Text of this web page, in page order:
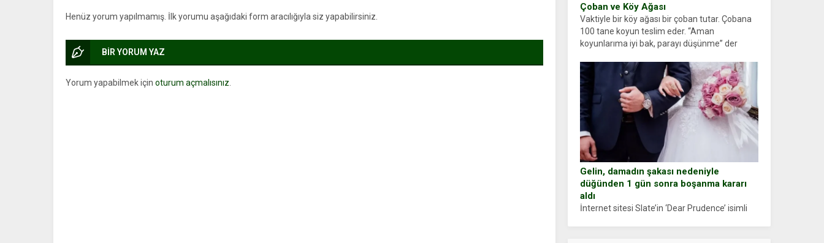
Çoban ve Köy Ağası
Vaktiyle bir köy ağası bir çoban tutar. Çobana
100 tane koyun teslim eder. “Aman
koyunlarıma iyi bak, parayı düşünme” der
Gelin, damadın şakası nedeniyle
düğünden 1 gün sonra boşanma kararı
aldı
İnternet sitesi Slate’in ‘Dear Prudence’ isimli
Henüz yorum yapılmamış. İlk yorumu aşağıdaki form aracılığıyla siz yapabilirsiniz.
BİR YORUM YAZ
Yorum yapabilmek için oturum açmalısınız